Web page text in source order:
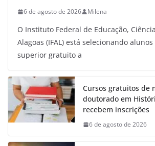
6 de agosto de 2026 Milena
O Instituto Federal de Educação,
Alagoas (IFAL) está selecionando
superior gratuito a
Cursos gratuitos de
doutorado em
recebem inscrições
6 de agosto de 2026